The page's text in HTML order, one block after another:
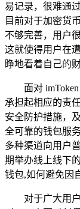
易记录，很难通
目前对于加密货
不够完善，用户
这就使得用户在
睁地看着自己的
面对
承担起相应的责
安全防护措施，
全可靠的钱包服
多种渠道向用户
期举办线上线下
钱包,如何避免因
对于广大用